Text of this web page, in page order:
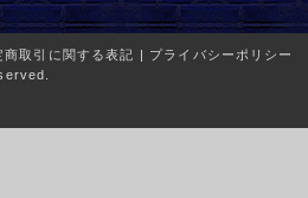
商取引に関する表記 | プライバシーポリシー